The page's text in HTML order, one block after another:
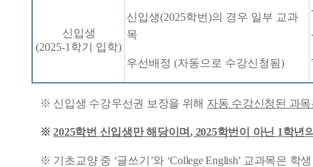
신입생
(2025-1 학기 입학)
신입생(2025학번)의 경우 일부 교과
목
우선배정 (자동으로 수강신청됨)
※ 신입생 수강우선권 보장을 위해 자동 수강신청된 과
※2025학번 신입생만 해당이며, 2025학번이 아닌 1학년
※ 기초교양 중 ‘글쓰기 ’와 ‘College English’ 교과목은 학